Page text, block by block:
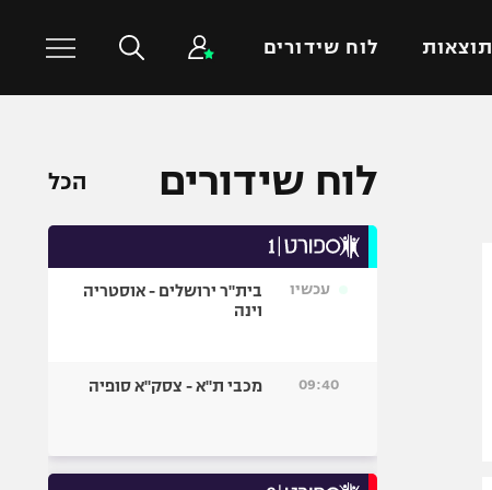
תוצאות לוח שידורים
כדורסל עולמי
כדורעף
שחייה
היאבקות WWE
לוח שידורים הכל
עכשיו
בית"ר ירושלים - אוסטריה
וינה
09:40 מכבי ת"א - צסק"א סופיה